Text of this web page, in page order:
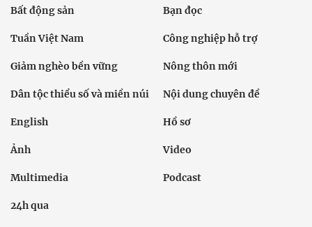
Bất động sản Bạn đọc
Tuần Việt Nam Công nghiệp hỗ trợ
Giảm nghèo bền vững Nông thôn mới
Dân tộc thiểu số và miền núi Nội dung chuyên đề
English Hồ sơ
Ảnh Video
Multimedia Podcast
24h qua